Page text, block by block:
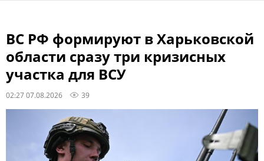
ВС РФ формируют в Харьковской
области сразу три кризисных
участка для ВСУ
02:27 07.08.2026 39